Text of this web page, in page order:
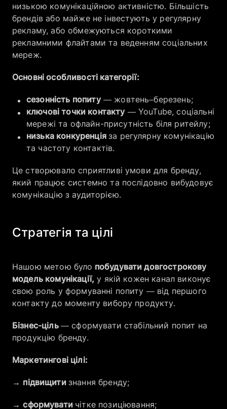
низькою комунікаційною активністю. Більшість
брендів або майже не інвестують у регулярну
рекламу, або обмежуються короткими
рекламними флайтами та веденням соціальних
мереж.
Основні особливості категорії:
сезонність попиту— жовтень–березень;
ключові точки контакту— YouTube, соціальні
мережі та офлайн-присутність біля ритейлу;
низька конкуренціяза регулярну комунікацію
та частоту контактів.
Це створювало сприятливі умови для бренду,
який працює системно та послідовно вибудовує
комунікацію з аудиторією.
Стратегія та цілі
Нашою метою було побудувати довгострокову
модель комунікації, у якій кожен канал виконує
свою роль у формуванні попиту — від першого
контакту до моменту вибору продукту.
Бізнес-ціль — сформувати стабільний попит на
продукцію бренду.
Маркетингові цілі:
→ підвищити знання бренду;
→ сформувати чітке позиціювання;